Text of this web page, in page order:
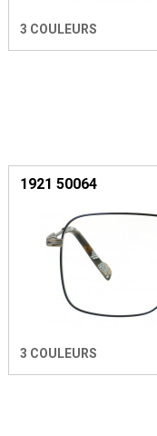
3 COULEURS
1921 50064
3 COULEURS